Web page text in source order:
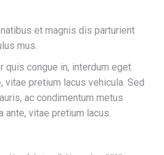
et magnis dis parturient
mus.
quis congue in, interdum eget
vitae pretium lacus vehicula. Sed
ac condimentum metus
ante, vitae pretium lacus.